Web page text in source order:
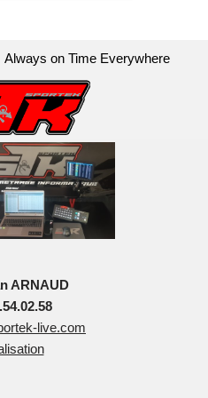
Always on Time Everywhere
ARNAUD
live.com